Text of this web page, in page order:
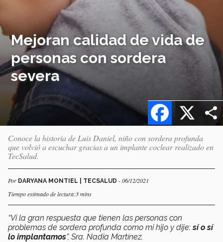
Mejoran calidad de vida de
personas con sordera
severa
X
Facebook
Conoce la historia de Luis Daniel, niño con sordera profunda
que volvió a escuchar gracias a un implante coclear realizado en
TecSalud.
Por DARYANA MONTIEL | TECSALUD - 06/12/2021
Tiempo estimado de lectura:3 mins
“Vi la gran respuesta que tienen las personas con
problemas de sordera profunda como mi hijo y dije:sí o sí
lo implantamos”, Sra. Nadia Martínez.